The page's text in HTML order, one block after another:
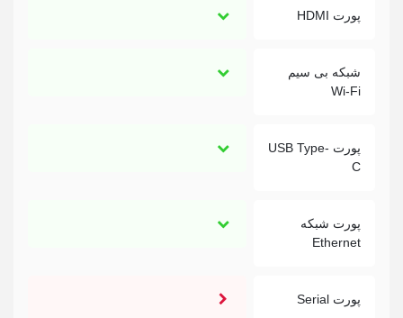
پورت HDMI
شبکه بی سیم
Wi-Fi
پورت USB Type-
C
پورت شبکه
Ethernet
پورت Serial